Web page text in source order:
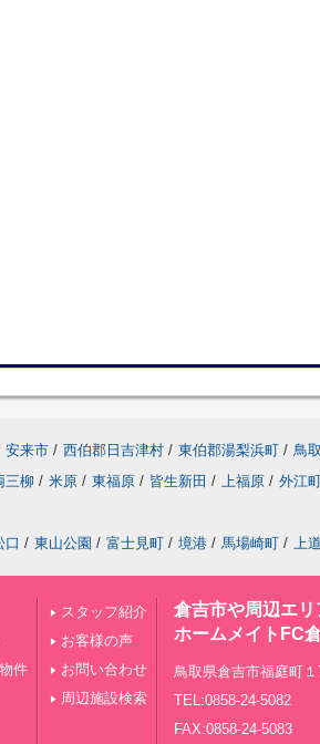
安来市 / 西伯郡日吉津村 / 東伯郡湯梨浜町 / 鳥
三柳 / 米原 / 東福原 / 皆生新田 / 上福原 / 外江
口 / 東山公園 / 富士見町 / 境港 / 馬場崎町 / 上道
件
スタッフ紹介
お客様の声
お問い合わせ
周辺施設検索
倉吉市や周辺エ
ホームメイトFC
鳥取県倉吉市福庭町
TEL:0858-24-5082
FAX:0858-24-5083